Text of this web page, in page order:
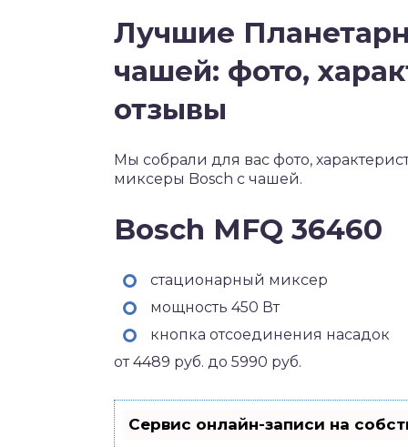
Лучшие
чашей: фото,
отзывы
Мы собрали для вас фото,
миксеры Bosch с чашей.
Bosch MFQ 36460
стационарный миксер
мощность 450 Вт
кнопка отсоединения насадок
от 4489 руб. до 5990 руб.
Сервис онлайн-записи на